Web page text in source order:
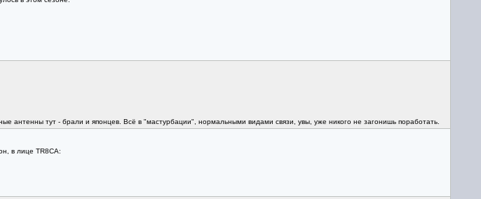
антенны тут - брали и японцев. Всё в "мастурбации", нормальными видами связи, увы, уже никого не загонишь поработать.
в лице TR8CA: